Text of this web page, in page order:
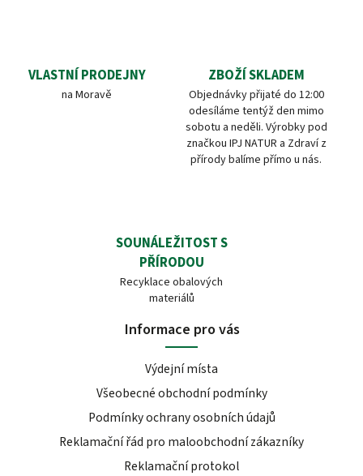
VLASTNÍ PRODEJNY
na Moravě
ZBOŽÍ SKLADEM
Objednávky přijaté do 12:00
odesíláme tentýž den mimo
sobotu a neděli. Výrobky pod
značkou IPJ NATUR a Zdraví z
přírody balíme přímo u nás.
SOUNÁLEŽITOST S
PŘÍRODOU
Recyklace obalových
materiálů
Informace pro vás
Výdejní místa
Všeobecné obchodní podmínky
Podmínky ochrany osobních údajů
Reklamační řád pro maloobchodní zákazníky
Reklamační protokol